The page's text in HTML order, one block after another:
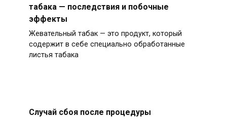
табака — последствия и побочные
эффекты
Жевательный табак — это продукт, который
содержит в себе специально обработанные
листья табака
Случай сбоя после процедуры